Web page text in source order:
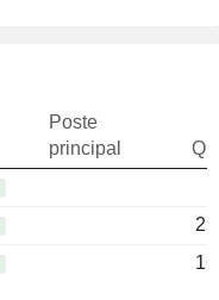
Poste
principal